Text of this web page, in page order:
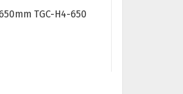
TGC-H4-650